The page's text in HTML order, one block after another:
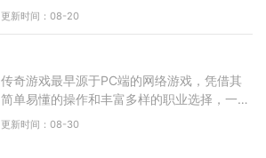
国。随着技术的进步和玩家需求的变化，手游
更新时间：08-20
传奇游戏最早源于PC端的网络游戏，凭借其
简单易懂的操作和丰富多样的职业选择，一直
以来吸引了大量玩家。在手游版中，传奇的经
更新时间：08-30